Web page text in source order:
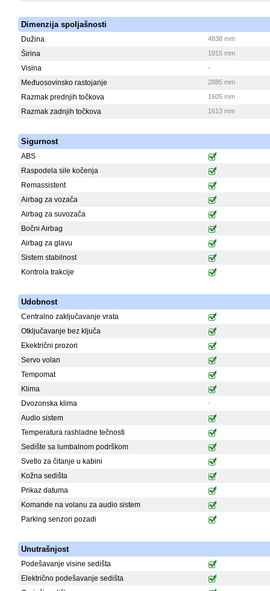
Dimenzija spoljašnosti
Dužina 4838 mm
Širina 1915 mm
Visina -
Međuosovinsko rastojanje 2885 mm
Razmak prednjih točkova 1605 mm
Razmak zadnjih točkova 1613 mm
Sigurnost
ABS
Raspodela sile kočenja
Remassistent
Airbag za vozača
Airbag za suvozača
Bočni Airbag
Airbag za glavu
Sistem stabilnost
Kontrola trakcije
Udobnost
Centralno zaključavanje vrata
Otključavanje bez ključa
Ekektrični prozori
Servo volan
Tempomat
Klima
Dvozonska klima
-
Audio sistem
Temperatura rashladne tečnosti
Sedište sa lumbalnom podrškom
Svetlo za čitanje u kabini
Kožna sedišta
Prikaz datuma
Komande na volanu za audio sistem
Parking senzori pozadi
Unutrašnjost
Podešavanje visine sedišta
Električno podešavanje sedišta